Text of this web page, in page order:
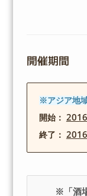
開催期間
※アジア地
開始：
終了：
※「酒